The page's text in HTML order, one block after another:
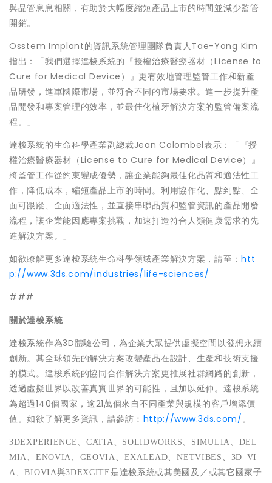
與品管息息相關，有助於大幅度縮短產品上市的時間並減少監管
開銷。
Osstem Implant的資訊系統管理團隊負責人Tae-Yong Kim
指出：「我們選擇達梭系統的『授權治療醫療器材（License to
Cure for Medical Device）』更有效地管理監管工作和新產
品研發，進軍國際市場，並符合不同的市場要求。進一步提升產
品開發和專案管理的效率，並最佳化植牙解決方案的監管備案流
程。」
達梭系統的生命科學產業副總裁Jean Colombel表示：「『授
權治療醫療器材（License to Cure for Medical Device）』
將監管工作從約束變成優勢，讓企業能夠最佳化品質和適法性工
作，降低成本，縮短產品上市的時間。利用協作化、點到點、全
面可跟蹤、全面適法性，並直接串聯品質和監管資訊的產品開發
流程，讓企業能因應專案挑戰，加速打造符合人類健康需求的先
進解決方案。」
如欲瞭解更多達梭系統生命科學領域產業解決方案，請至：htt
p://www.3ds.com/industries/life-sciences/
###
關於達梭系統
達梭系統作為3D體驗公司，為企業大眾提供虛擬空間以發想永續
創新。其全球領先的解決方案改變產品在設計、生產和技術支援
的模式。達梭系統的協同合作解決方案更推展社群網路的創新，
透過虛擬世界以改善真實世界的可能性，且加以延伸。達梭系統
為超過140個國家，逾21萬個來自不同產業與規模的客戶增添價
值。如欲了解更多資訊，請參訪︰ http://www.3ds.com/。
3DEXPERIENCE、CATIA、SOLIDWORKS、SIMULIA、DEL
MIA、ENOVIA、GEOVIA、EXALEAD、NETVIBES、3D VI
A、BIOVIA與3DEXCITE是達梭系統或其美國及／或其它國家子